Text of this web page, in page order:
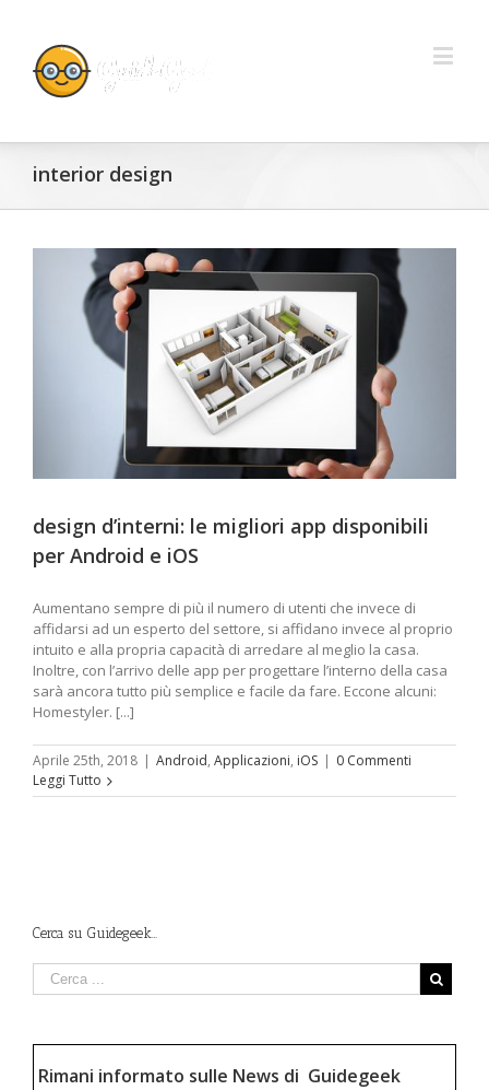
interior design
design d’interni: le migliori app disponibili
per Android e iOS
Aumentano sempre di più il numero di utenti che invece di
affidarsi ad un esperto del settore, si affidano invece al proprio
intuito e alla propria capacità di arredare al meglio la casa.
Inoltre, con l’arrivo delle app per progettare l’interno della casa
sarà ancora tutto più semplice e facile da fare. Eccone alcuni:
Homestyler. [...]
Aprile 25th, 2018 | Android, Applicazioni, iOS | 0 Commenti
Leggi Tutto
Cerca su Guidegeek…
Rimani informato sulle News di Guidegeek